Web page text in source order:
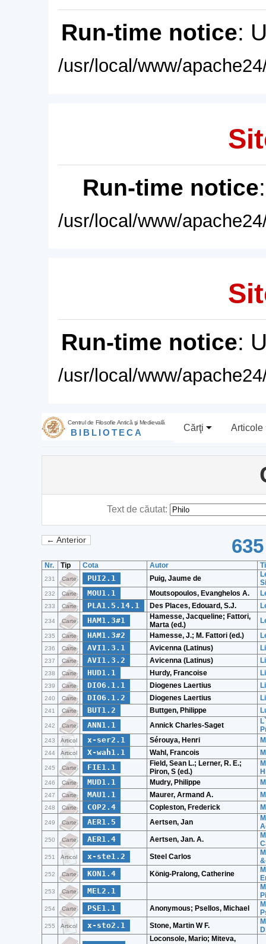
Run-time notice:
/usr/local/www/
Run-time notice
/usr/local/www/
Run-time notice:
/usr/local/www/
Centrul de Filosofie Antică şi Medievală
BIBLIOTECA Cărţi Articole
Text de căutat:
← Anterior
Nr. Tip Cota Autor
231 Carte PUI2.1 Puig, Jaume de
232 Carte MOU1.1 Moutsopoulos, Evanghelos A.
233 Carte PLA1.5.14.1 Des Places, Edouard, S.J.
234 Carte HAM1.3#1
Hamesse, Jacqueline; Fattori,
Marta (ed.)
235 Carte HAM1.3#2 Hamesse, J.; M. Fattori (ed.)
236 Carte AVI1.3.1 Avicenna (Latinus)
237 Carte AVI1.3.2 Avicenna (Latinus)
238 Carte HUD1.1 Hurdy, Francoise
239 Carte DIO6.1.1 Diogenes Laertius
240 Carte DIO6.1.2 Diogenes Laertius
241 Carte BUT1.2 Buttgen, Philippe
242 Carte ANN1.1 Annick Charles-Saget
243 Articol x-ser2.1 Sérouya, Henri
244 Articol X-wah1.1 Wahl, Francois
245 Carte FIE1.1
Field, Sean L.; Lerner, R. E.;
Piron, S (ed.)
246 Carte MUD1.1 Mudry, Philippe
247 Carte MAU1.1 Maurer, Armand A.
248 Carte COP2.4 Copleston, Frederick
249 Carte AER1.5 Aertsen, Jan
250 Carte AER1.4 Aertsen, Jan. A.
251 Articol x-ste1.2 Steel Carlos
252 Carte KON1.4 König-Pralong, Catherine
253 Carte MEL2.1
254 Carte PSE1.1 Anonymous; Psellos, Michael
255 Articol x-sto2.1 Stone, Martin W F.
Loconsole, Mario; Miteva,